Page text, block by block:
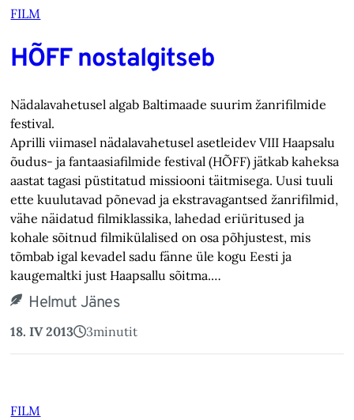
FILM
HÕFF nostalgitseb
Nädalavahetusel algab Baltimaade suurim žanrifilmide
festival.
Aprilli viimasel nädalavahetusel asetleidev VIII Haapsalu
õudus- ja fantaasiafilmide festival (HÕFF) jätkab kaheksa
aastat tagasi püstitatud missiooni täitmisega. Uusi tuuli
ette kuulutavad põnevad ja ekstravagantsed žanrifilmid,
vähe näidatud filmiklassika, lahedad eriüritused ja
kohale sõitnud filmikülalised on osa põhjustest, mis
tõmbab igal kevadel sadu fänne üle kogu Eesti ja
kaugemaltki just Haapsallu sõitma.…
Helmut Jänes
18. IV 2013 3minutit
FILM